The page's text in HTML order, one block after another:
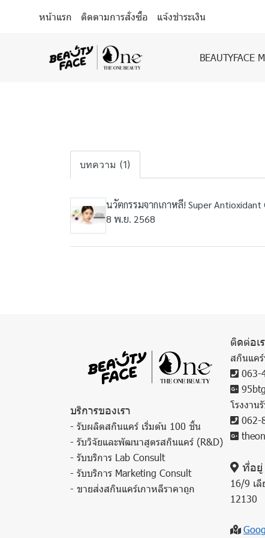
หน้าแรก ติดตามการสั่งซื้อ แจ้งชำระเงิน
BEAUTYFACE
บทความ (1)
นวัตกรรมจากเกาหลี! Super
8 พ.ย. 2568
บริการของเรา
- รับผลิตสกินแคร์ เริ่มต้น 100 ชิ้น
- รับวิจัยและพัฒนาสูตรสกินแคร์ (R&D)
- รับบริการ Lab Consult
- รับบริการ Marketing Consult
- ขายส่งสกินแคร์เกาหลีราคาถูก
ติดต่อเ
สกินแค
063-
โรงงา
062-
ที่อยู่
16/9 เ
12130